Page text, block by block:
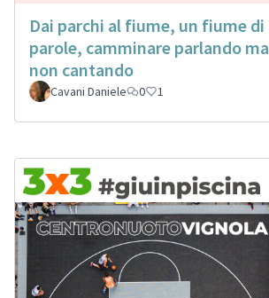
Dai parchi al fiume, un fiume di
parole, camminare parlando ma
non cantando
Cavani Daniele 0 1